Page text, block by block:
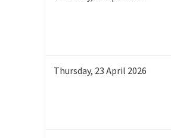
Thursday, 23April 2026